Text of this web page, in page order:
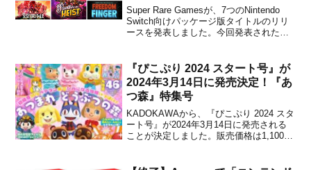
Super Rare Gamesが、7つのNintendo
Switch向けパッケージ版タイトルのリリ
ースを発表しました。今回発表されたタ
Ultimate...
『ぴこぷり 2024 スタート号』が
2024年3月14日に発売決定！『あ
つ森』特集号
KADOKAWAから、『ぴこぷり 2024 スタ
ート号』が2024年3月14日に発売される
ことが決定しました。販売価格は1,100円